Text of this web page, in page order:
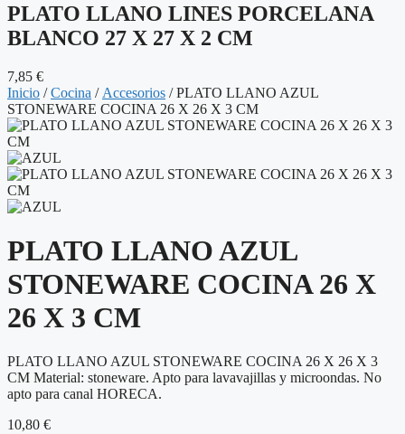
PLATO LLANO LINES PORCELANA
BLANCO 27 X 27 X 2 CM
7,85 €
Inicio /Cocina / Accesorios / PLATO LLANO AZUL
STONEWARE COCINA 26 X 26 X 3 CM
PLATO LLANO AZUL
STONEWARE COCINA 26 X
26 X 3 CM
PLATO LLANO AZUL STONEWARE COCINA 26 X 26 X 3
CM Material: stoneware. Apto para lavavajillas y microondas. No
apto para canal HORECA.
10,80 €